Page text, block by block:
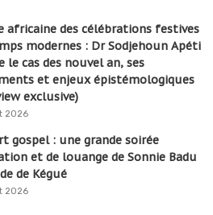
africaine des célébrations festives
modernes : Dr Sodjehoun Apéti
le cas des nouvel an, ses
et enjeux épistémologiques
exclusive)
2026
gospel : une grande soirée
et de louange de Sonnie Badu
de Kégué
2026